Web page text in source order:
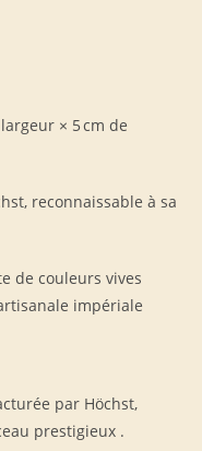
× 5 cm de
reconnaissable à sa
de couleurs vives
impériale
par Höchst,
prestigieux .